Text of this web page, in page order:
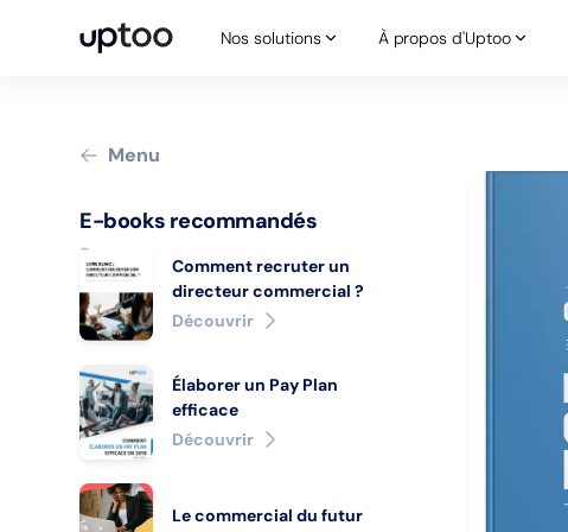
Nos solutions À propos d'Uptoo
Nos solutions À propos d'Uptoo
Menu
E-books recommandés
Comment recruter un
directeur commercial ?
Découvrir
Élaborer un Pay Plan
efficace
Découvrir
Le commercial du futur